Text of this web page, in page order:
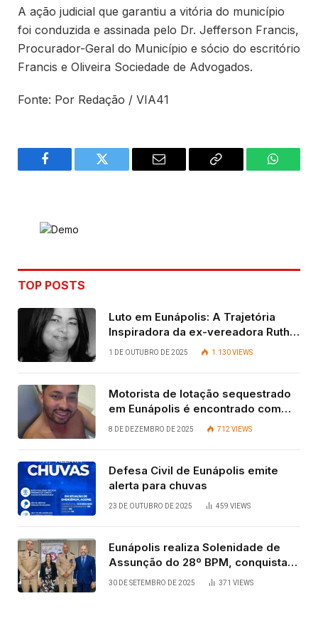
A ação judicial que garantiu a vitória do município
foi conduzida e assinada pelo Dr. Jefferson Francis,
Procurador-Geral do Município e sócio do escritório
Francis e Oliveira Sociedade de Advogados.
Fonte: Por Redação / VIA41
Facebook Twitter Email
Copy
TOP POSTS
Luto em Eunápolis: A Trajetória
Inspiradora da ex-vereadora Ruth
Contadora
1 DE OUTUBRO DE 2025 1.130VIEWS
Motorista de lotação sequestrado
em Eunápolis é encontrado com
vida após quatro dias.
8 DE DEZEMBRO DE 2025 712VIEWS
Defesa Civil de Eunápolis emite
alerta para chuvas
23 DE OUTUBRO DE 2025 459 VIEWS
Eunápolis realiza Solenidade de
Assunção do 28º BPM, conquista
viabilizada por articulação política
30 DE SETEMBRO DE 2025 371 VIEWS